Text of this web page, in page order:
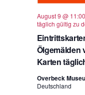
Ölgemälden
Karten
August 9 @ 11:00
täglich gültig zu
Overbeck
Deutschland